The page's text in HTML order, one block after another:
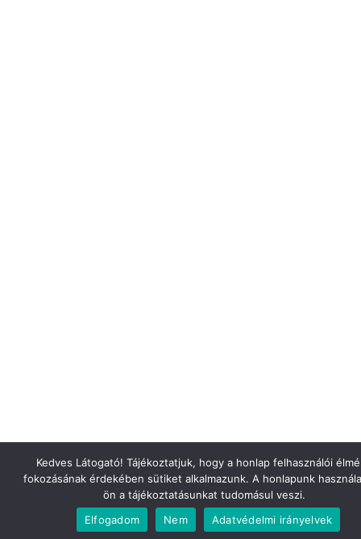
Kedves Látogató! Tájékoztatjuk, hogy a honlap felhasználói
fokozásának érdekében sütiket alkalmazunk. A honlapunk
ön a tájékoztatásunkat tudomásul veszi.
Elfogadom
Nem Adatvédelmi irányelvek